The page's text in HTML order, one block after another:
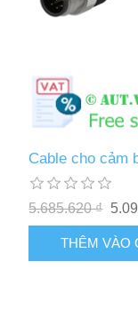
Cable cho cảm
5.685.620 ₫
THÊM VÀO